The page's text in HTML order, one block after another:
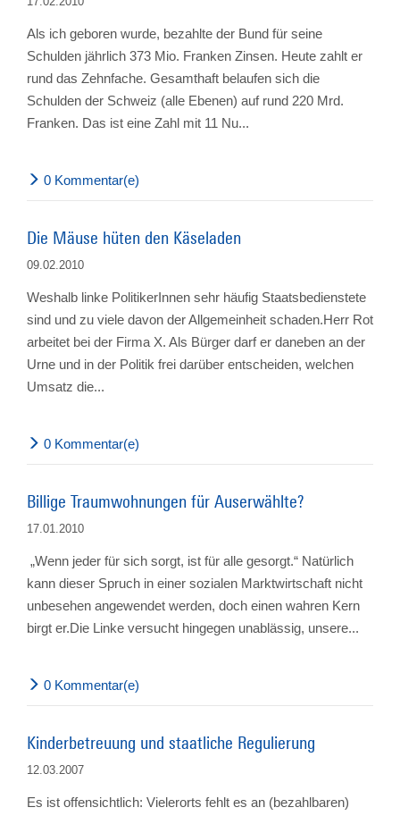
Als ich geboren wurde, bezahlte der Bund für seine
Schulden jährlich 373 Mio. Franken Zinsen. Heute zahlt er
rund das Zehnfache. Gesamthaft belaufen sich die
Schulden der Schweiz (alle Ebenen) auf rund 220 Mrd.
Franken. Das ist eine Zahl mit 11 Nu...
0 Kommentar(e)
Die Mäuse hüten den Käseladen
09.02.2010
Weshalb linke PolitikerInnen sehr häufig Staatsbedienstete
sind und zu viele davon der Allgemeinheit schaden.Herr Rot
arbeitet bei der Firma X. Als Bürger darf er daneben an der
Urne und in der Politik frei darüber entscheiden, welchen
Umsatz die...
0 Kommentar(e)
Billige Traumwohnungen für Auserwählte?
17.01.2010
„Wenn jeder für sich sorgt, ist für alle gesorgt.“ Natürlich
kann dieser Spruch in einer sozialen Marktwirtschaft nicht
unbesehen angewendet werden, doch einen wahren Kern
birgt er.Die Linke versucht hingegen unablässig, unsere...
0 Kommentar(e)
Kinderbetreuung und staatliche Regulierung
12.03.2007
Es ist offensichtlich: Vielerorts fehlt es an (bezahlbaren)